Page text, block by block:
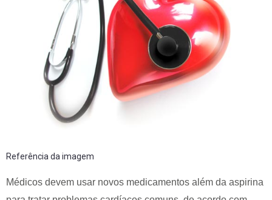
Referência da imagem
Médicos devem usar novos medicamentos além da aspirina